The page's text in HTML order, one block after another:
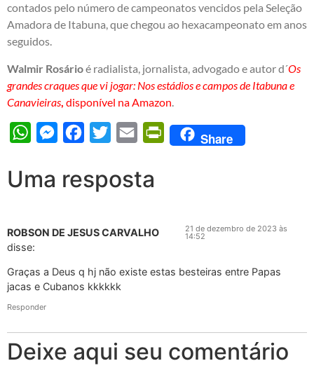
contados pelo número de campeonatos vencidos pela Seleção
Amadora de Itabuna, que chegou ao hexacampeonato em anos
seguidos.
Walmir Rosárioé radialista, jornalista, advogado e autor d´Os
grandes craques que vi jogar: Nos estádios e campos de Itabuna e
Canavieiras disponível na Amazon
WhatsAppMessengerFacebook
Twitter Email PrintFriendly
Share
Uma resposta
ROBSON DE JESUS CARVALHO
disse:
21 de dezembro de 2023 às
14:52
Graças a Deus q hj não existe estas besteiras entre Papas
jacas e Cubanos kkkkkk
Responder
Deixe aqui seu comentário